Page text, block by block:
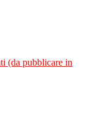
(da pubblicare in